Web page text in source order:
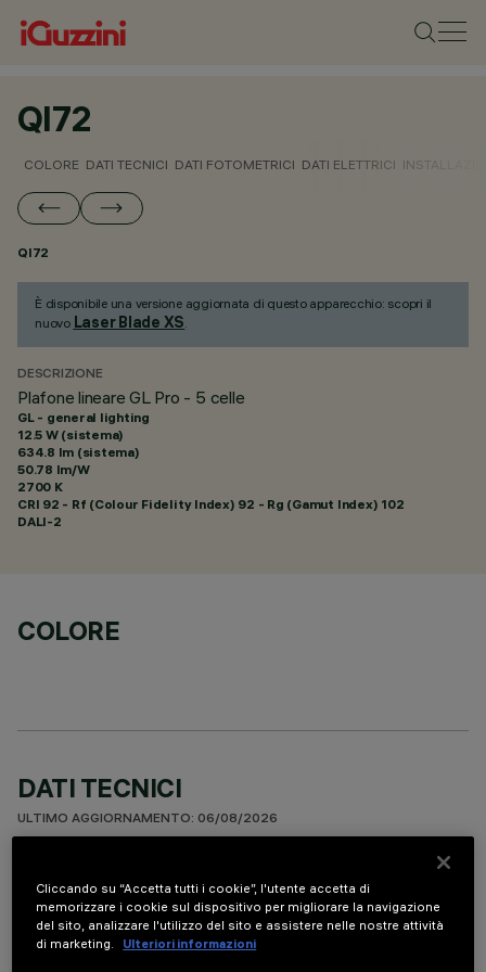
QI72
COLORE DATI TECNICI DATI FOTOMETRICI DATI ELETTRICI
QI72
È disponibile una versione aggiornata di questo apparecchio: scopri il
nuovo Laser Blade XS.
DESCRIZIONE
Plafone lineare GL Pro - 5 celle
GL - general lighting
12.5 W (sistema)
634.8 lm (sistema)
50.78 lm/W
2700 K
CRI 92 - Rf (Colour Fidelity Index) 92 - Rg (Gamut Index) 102
DALI-2
COLORE
DATI TECNICI
ULTIMO AGGIORNAMENTO: 06/08/2026
Apparecchio per installazione a soffitto a 5 elementi ottici
per sorgenti LED - ottiche fisse con riflettori Opti-Beam ad
Cliccando su “Accetta tutti i cookie”, l'utente accetta di
memorizzare i cookie sul dispositivo per migliorare la navigazione
del sito, analizzare l'utilizzo del sito e assistere nelle nostre attività
di marketing.
Ulteriori informazioni